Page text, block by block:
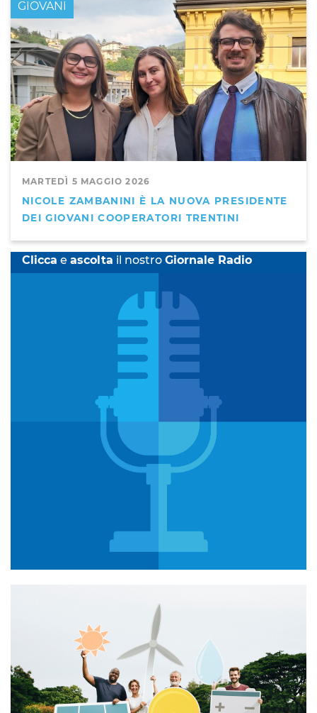
MARTEDÌ 5 MAGGIO 2026
NICOLE ZAMBANINI È LA NUOVA PRESIDENTE
DEI GIOVANI COOPERATORI TRENTINI
GIOVANI
Clicca e ascolta il nostro Giornale Radio